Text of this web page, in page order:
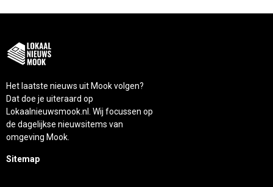
Het laatste nieuws uit Mook volgen?
Dat doe je uiteraard op
Lokaalnieuwsmook.nl. Wij focussen op
de dagelijkse nieuwsitems van
omgeving Mook.
Sitemap